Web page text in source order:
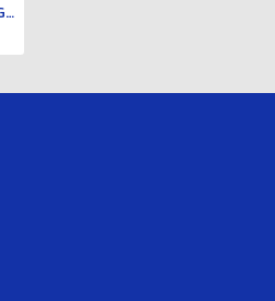
ตู้บานเลื่อนกระจก 4 ฟุต SL4FGLKC